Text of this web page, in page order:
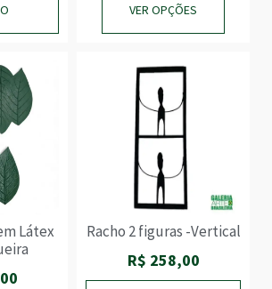
VER OPÇÕES
Látex
Racho 2 figuras -Vertical
R$ 258,00